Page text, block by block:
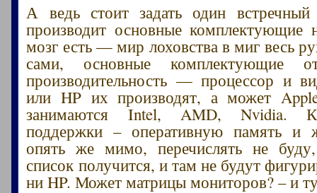
А ведь стоит задать один
производит основные комплектующие
мозг есть — мир лоховства в миг весь
сами, основные комплектующие
производительность — процессор и
или HP их производят, а может
занимаются Intel, AMD, Nvidia.
поддержки – оперативную память и
опять же мимо, перечислять не
список получится, и там не будут
ни HP. Может матрицы мониторов? – и